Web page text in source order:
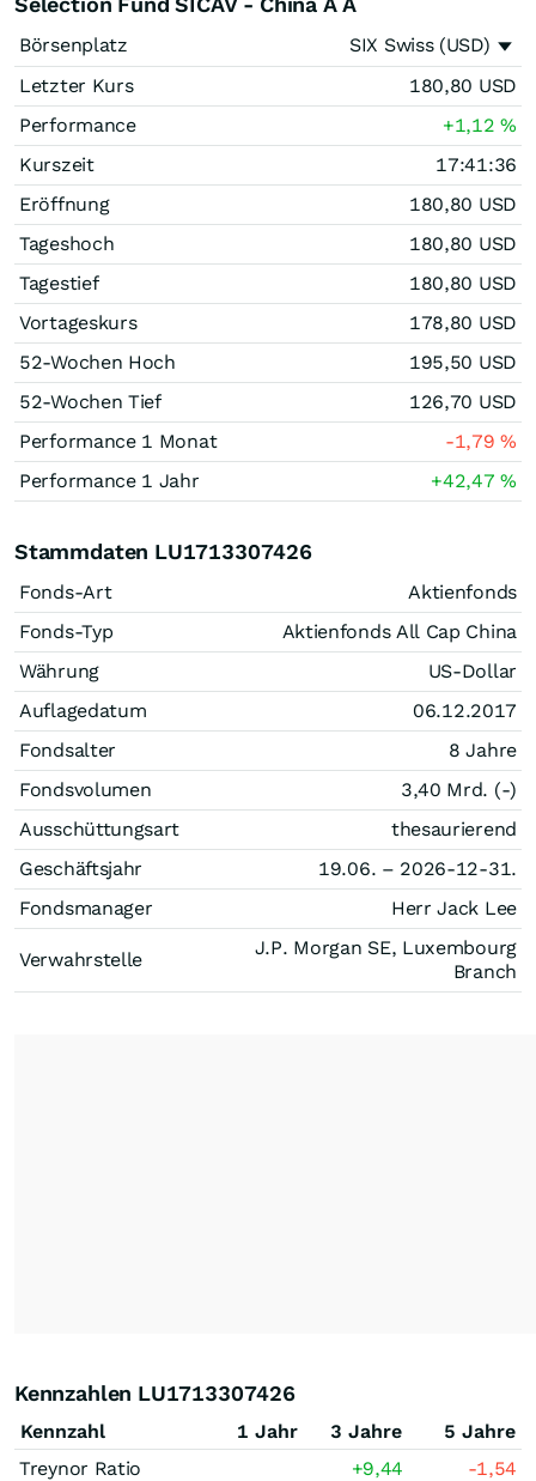
Börsenplatz
SIX Swiss (USD)
Letzter Kurs
180,80 USD
Performance
+1,12%
Kurszeit
17:41:36
Eröffnung
180,80 USD
Tageshoch
180,80 USD
Tagestief
180,80 USD
Vortageskurs
178,80 USD
52-Wochen Hoch
195,50 USD
52-Wochen Tief
126,70 USD
Performance 1 Monat
-1,79%
Performance 1 Jahr
+42,47%
Stammdaten LU1713307426
Fonds-Art
Aktienfonds
Fonds-Typ
Aktienfonds All Cap China
Währung
US-Dollar
Auflagedatum
06.12.2017
Fondsalter
8 Jahre
Fondsvolumen
3,40 Mrd. (-)
Ausschüttungsart
thesaurierend
Geschäftsjahr
19.06. – 2026-12-31.
Fondsmanager
Herr Jack Lee
Verwahrstelle
J.P. Morgan SE, Luxembourg
Branch
Kennzahlen LU1713307426
Kennzahl 1 Jahr 3 Jahre
5 Jahre
Treynor Ratio
+9,44
-1,54